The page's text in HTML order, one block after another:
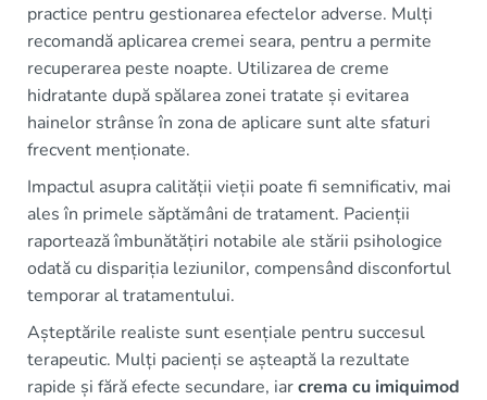
practice pentru gestionarea efectelor adverse. Mulți
recomandă aplicarea cremei seara, pentru a permite
recuperarea peste noapte. Utilizarea de creme
hidratante după spălarea zonei tratate și evitarea
hainelor strânse în zona de aplicare sunt alte sfaturi
frecvent menționate.
Impactul asupra calității vieții poate fi semnificativ, mai
ales în primele săptămâni de tratament. Pacienții
raportează îmbunătățiri notabile ale stării psihologice
odată cu dispariția leziunilor, compensând disconfortul
temporar al tratamentului.
Așteptările realiste sunt esențiale pentru succesul
terapeutic. Mulți pacienți se așteaptă la rezultate
rapide și fără efecte secundare, iarcrema cu imiquimod